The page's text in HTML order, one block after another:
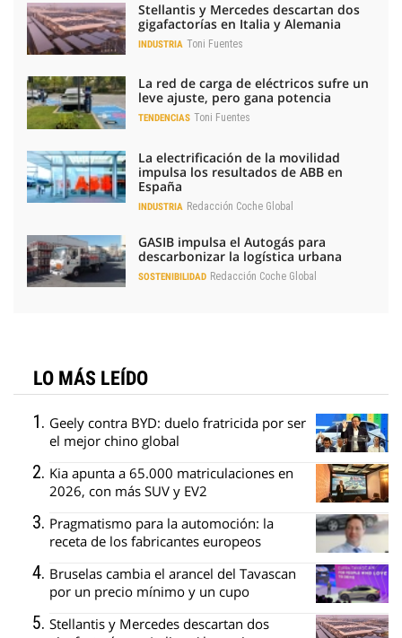
Stellantis y Mercedes descartan dos
gigafactorías en Italia y Alemania
INDUSTRIA Toni Fuentes
La red de carga de eléctricos sufre un
leve ajuste, pero gana potencia
TENDENCIAS Toni Fuentes
La electrificación de la movilidad
impulsa los resultados de ABB en
España
INDUSTRIA Redacción Coche Global
GASIB impulsa el Autogás para
descarbonizar la logística urbana
SOSTENIBILIDAD Redacción Coche Global
LO MÁS LEÍDO
Geely contra BYD: duelo fratricida por ser
el mejor chino global
Kia apunta a 65.000 matriculaciones en
2026, con más SUV y EV2
Pragmatismo para la automoción: la
receta de los fabricantes europeos
Bruselas cambia el arancel del Tavascan
por un precio mínimo y un cupo
Stellantis y Mercedes descartan dos